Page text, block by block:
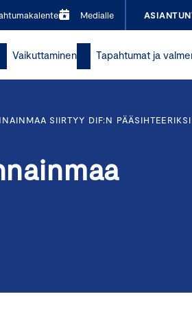
Medialle
Vaikuttaminen Tapahtumat ja
SIIRTYY DIF:N PÄÄSIHTEERIKSI